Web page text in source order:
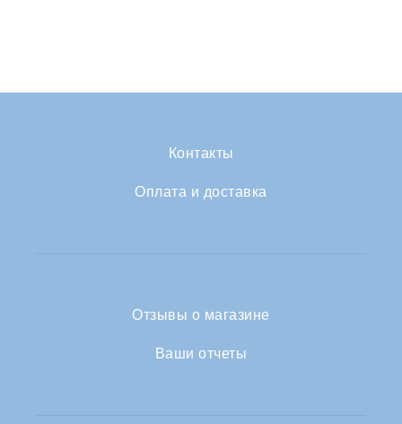
Контакты
Оплата и доставка
Отзывы о магазине
Ваши отчеты